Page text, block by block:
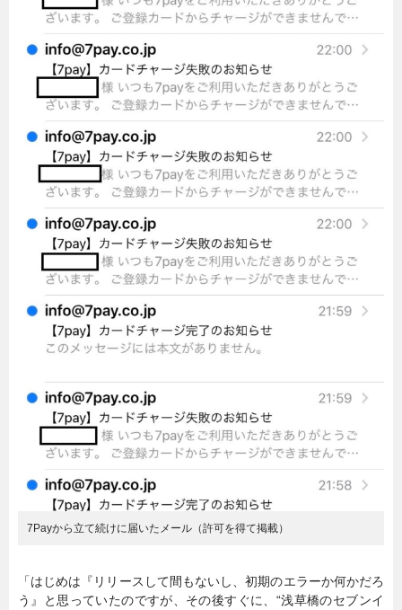
7Payから立て続けに届いたメール（許可を得て掲載）
「はじめは『リリースして間もないし、初期のエラーか何かだろ
う』と思っていたのですが、その後すぐに、“浅草橋のセブンイ